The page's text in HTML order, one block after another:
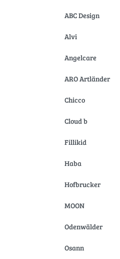
ABC Design
Alvi
Angelcare
ARO Artländer
Chicco
Cloud b
Fillikid
Haba
Hofbrucker
MOON
Odenwälder
Osann